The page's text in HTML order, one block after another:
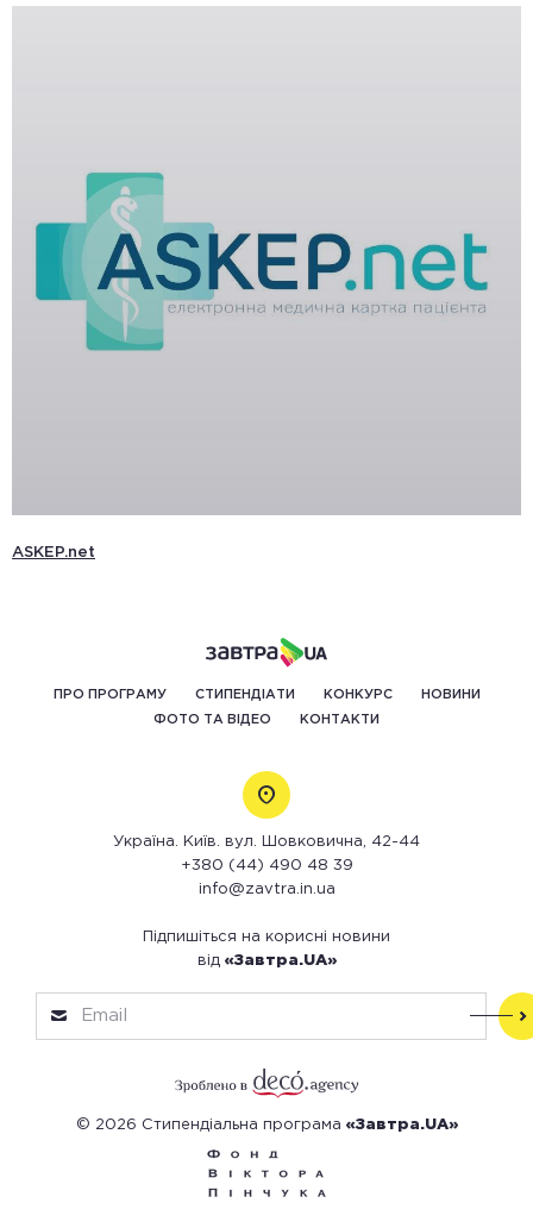
ASKEP.net
ПРО ПРОГРАМУ СТИПЕНДІАТИ КОНКУРС НОВИНИ
ФОТО ТА ВІДЕО КОНТАКТИ
Україна. Київ. вул. Шовковична, 42-44
+380 (44) 490 48 39
info@zavtra.in.ua
Підпишіться на корисні новини
від «Завтра.UA»
© 2026 Стипендіальна програма «Завтра.UA»